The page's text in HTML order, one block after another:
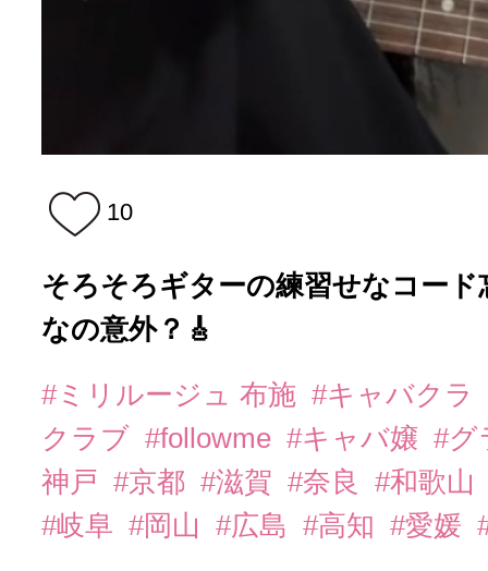
10
そろそろギターの練習せなコー
なの意外？🎸
#ミリルージュ 布施 #キャバクラ
クラブ #followme #キャバ嬢 #グ
神戸 #京都 #滋賀 #奈良
#和歌山
#岐阜 #岡山 #広島 #高知 #愛媛